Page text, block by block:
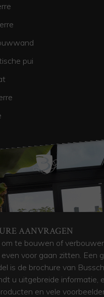
pui
AANVRAGEN
om te bouwen of
voor gaan zitten. Een
is de brochure van
u uitgebreide informatie,
en vele